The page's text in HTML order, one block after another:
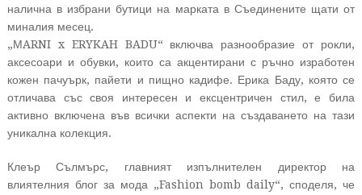
налична в избрани бутици на марката в Съединените щати от
миналия месец.
„МARNI x ERYKAH BADU“ включва разнообразие от рокли,
аксесоари и обувки, които са акцентирани с ръчно изработен
кожен пачуърк, пайети и пищно кадифе. Ерика Баду, която се
отличава със своя интересен и ексцентричен стил, е била
активно включена във всички аспекти на създаването на тази
уникална колекция.
Клеър Сълмърс, главният изпълнителен директор на
влиятелния блог за мода „Fashion bomb daily“, споделя, че